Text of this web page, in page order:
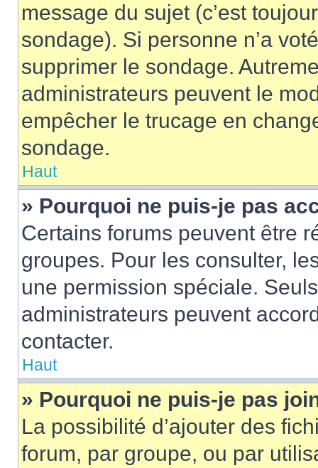
message du sujet (c’est
sondage). Si personne n’a
supprimer le sondage.
administrateurs peuvent le
empêcher le trucage en
sondage.
Haut
» Pourquoi ne puis-je pas
Certains forums peuvent être
groupes. Pour les consulter,
une permission spéciale.
administrateurs peuvent
contacter.
Haut
» Pourquoi ne puis-je pas
La possibilité d’ajouter des
forum, par groupe, ou par